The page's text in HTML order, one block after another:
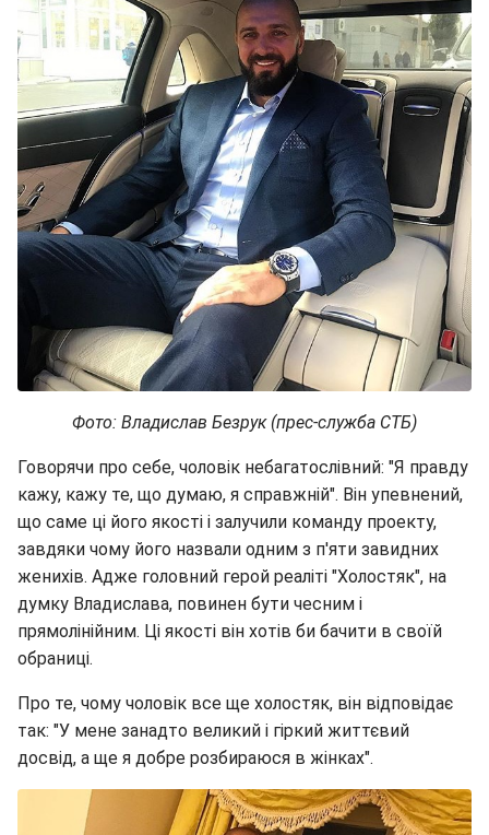
Фото: Владислав Безрук (прес-служба СТБ)
Говорячи про себе, чоловік небагатослівний: "Я правду
кажу, кажу те, що думаю, я справжній". Він упевнений,
що саме ці його якості і залучили команду проекту,
завдяки чому його назвали одним з п'яти завидних
женихів. Адже головний герой реаліті "Холостяк", на
думку Владислава, повинен бути чесним і
прямолінійним. Ці якості він хотів би бачити в своїй
обраниці.
Про те, чому чоловік все ще холостяк, він відповідає
так: "У мене занадто великий і гіркий життєвий
досвід, а ще я добре розбираюся в жінках".